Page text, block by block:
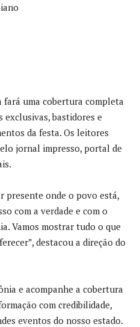
uma cobertura completa
bastidores e
da festa. Os leitores
jornal impresso, portal de
presente onde o povo está,
com a verdade e com o
Vamos mostrar tudo o que
destacou a direção do
e acompanhe a cobertura
com credibilidade,
eventos do nosso estado.